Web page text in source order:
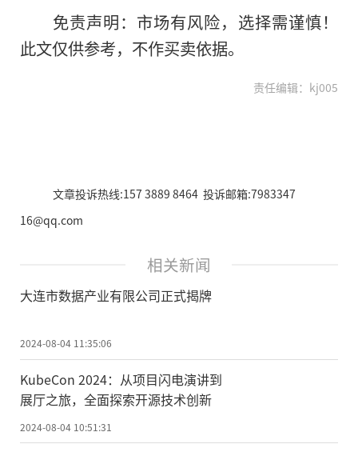
免责声明：市场有风险，选择需谨慎！
此文仅供参考，不作买卖依据。
责任编辑：kj005
文章投诉热线:157 3889 8464 投诉邮箱:7983347
16@qq.com
相关新闻
大连市数据产业有限公司正式揭牌
2024-08-04 11:35:06
KubeCon 2024：从项目闪电演讲到
展厅之旅，全面探索开源技术创新
2024-08-04 10:51:31